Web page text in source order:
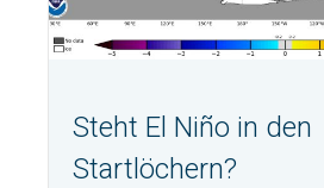
Steht El Niño in den
Startlöchern?